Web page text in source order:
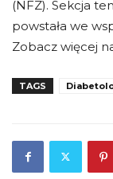
(NFZ). Sekcja
powstała we
Zobacz więcej
TAGS